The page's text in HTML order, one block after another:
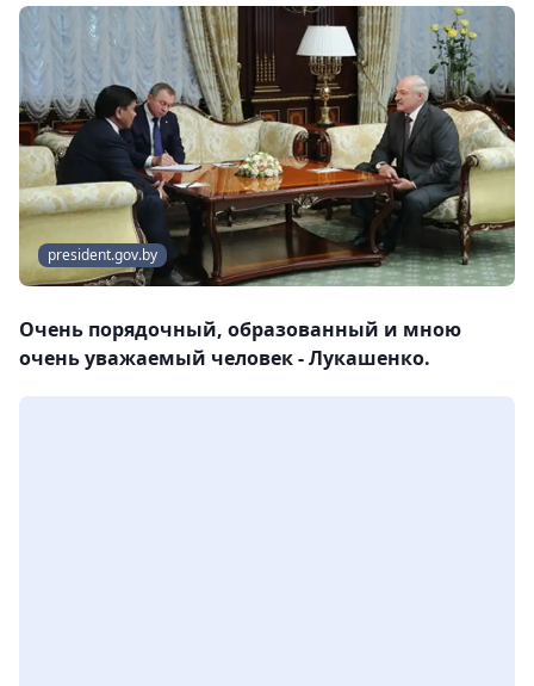
president.gov.by
Очень порядочный, образованный и мною
очень уважаемый человек - Лукашенко.